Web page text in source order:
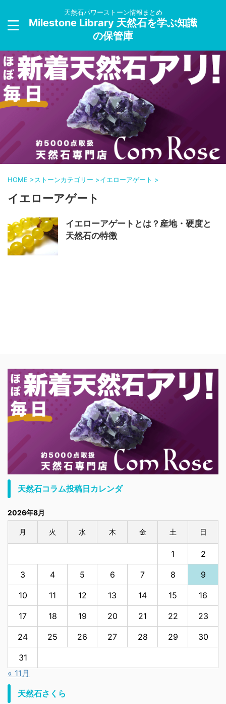
天然石パワーストーン情報まとめ
Milestone Library 天然石を学ぶ知識
の保管庫
HOME >ストーンカテゴリー >イエローアゲート >
イエローアゲート
イエローアゲートとは？産地・硬度と
天然石の特徴
天然石コラム投稿日カレンダ
2026年8月
月 火 水 木 金 土 日
1 2
3 4 5 6 7 8 9
10 11 12 13 14 15 16
17 18 19 20 21 22 23
24 25 26 27 28 29 30
31
« 11月
天然石さくら